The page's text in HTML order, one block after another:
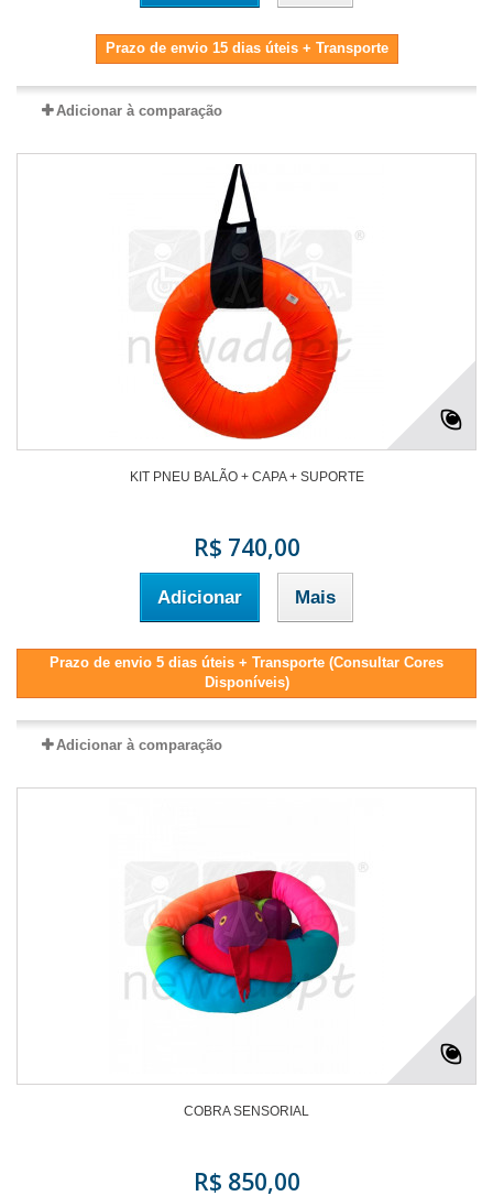
Prazo de envio 15 dias úteis + Transporte
Adicionar à comparação
KIT PNEU BALÃO + CAPA + SUPORTE
R$ 740,00
Adicionar Mais
Prazo de envio 5 dias úteis + Transporte (Consultar Cores
Disponíveis)
Adicionar à comparação
COBRA SENSORIAL
R$ 850,00